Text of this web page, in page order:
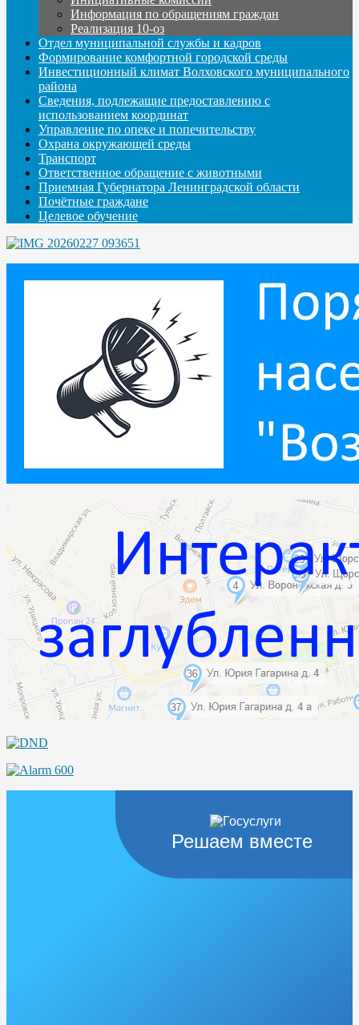
Информация по обращениям граждан
Реализация 10-оз
Отдел муниципальной службы и кадров
Формирование комфортной городской среды
Инвестиционный климат Волховского муниципального
района
Сведения, подлежащие предоставлению с
использованием координат
Управление по опеке и попечительству
Охрана окружающей среды
Транспорт
Ответственное обращение с животными
Приемная Губернатора Ленинградской области
Почётные граждане
Целевое обучение
Решаем вместе